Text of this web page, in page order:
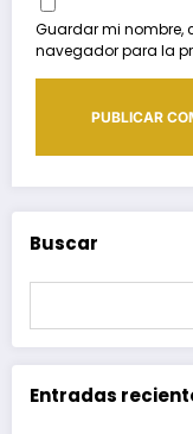
Guardar mi nombre,
navegador para la
Buscar
Entradas